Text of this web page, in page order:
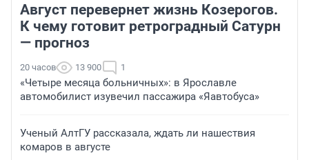
Август перевернет жизнь Козерогов.
К чему готовит ретроградный Сатурн
— прогноз
20 часов 13 900 1
«Четыре месяца больничных»: в Ярославле
автомобилист изувечил пассажира «Яавтобуса»
Ученый АлтГУ рассказала, ждать ли нашествия
комаров в августе